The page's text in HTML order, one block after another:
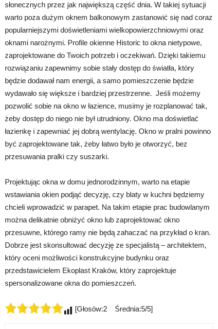
słonecznych przez jak największą część dnia. W takiej sytuacji
warto poza dużym oknem balkonowym zastanowić się nad coraz
popularniejszymi doświetleniami wielkopowierzchniowymi oraz
oknami narożnymi. Profile okienne Historic to okna nietypowe,
zaprojektowane do Twoich potrzeb i oczekiwań. Dzięki takiemu
rozwiązaniu zapewnimy sobie stały dostęp do światła, który
będzie dodawał nam energii, a samo pomieszczenie będzie
wydawało się większe i bardziej przestrzenne. Jeśli możemy
pozwolić sobie na okno w łazience, musimy je rozplanować tak,
żeby dostęp do niego nie był utrudniony. Okno ma doświetlać
łazienkę i zapewniać jej dobrą wentylację. Okno w pralni powinno
być zaprojektowane tak, żeby łatwo było je otworzyć, bez
przesuwania pralki czy suszarki.
Projektując okna w domu jednorodzinnym, warto na etapie
wstawiania okien podjąć decyzję, czy blaty w kuchni będziemy
chcieli wprowadzić w parapet. Na takim etapie prac budowlanym
można delikatnie obniżyć okno lub zaprojektować okno
przesuwne, którego ramy nie będą zahaczać na przykład o kran.
Dobrze jest skonsultować decyzję ze specjalistą – architektem,
który oceni możliwości konstrukcyjne budynku oraz
przedstawicielem Ekoplast Kraków, który zaprojektuje
spersonalizowane okna do pomieszczeń.
[Głosów:2 Średnia:5/5]